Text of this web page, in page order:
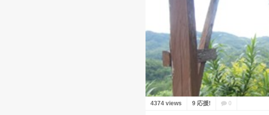
4374 views 9 応援! 0